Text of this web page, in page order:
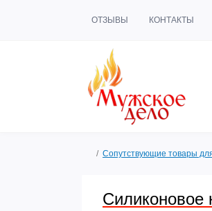
ОТЗЫВЫ КОНТАКТЫ
Сопутствующие товары
Силиконовое